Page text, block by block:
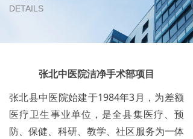
行业案例
新闻中心
加入我们张北中医院洁净手术部项目
张北县中医院始建于1984年3月，为差额
医疗卫生事业单位，是全县集医疗、预
防、保健、科研、教学、社区服务为一体
DETAILS